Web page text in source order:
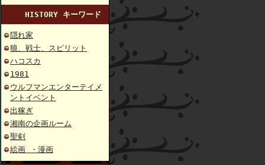
HISTORY キーワード
隠れ家
狼、戦士、スピリット
ハコスカ
1981
ウルフマンエンターテイメ
ントイベント
出稼ぎ
湘南の企画ルーム
聖剣
絵画 ・漫画